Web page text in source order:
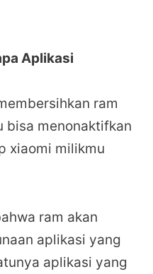
Aplikasi
ram
bisa menonaktifkan
xiaomi milikmu
ram akan
aplikasi yang
aplikasi yang